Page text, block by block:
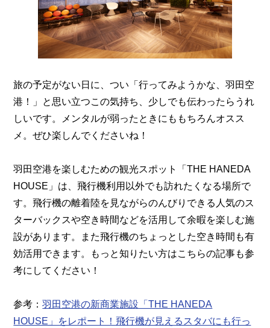
旅の予定がない日に、つい「行ってみようかな、羽田空
港！」と思い立つこの気持ち、少しでも伝わったらうれ
しいです。メンタルが弱ったときにももちろんオスス
メ。ぜひ楽しんでくださいね！
羽田空港を楽しむための観光スポット「THE HANEDA
HOUSE」は、飛行機利用以外でも訪れたくなる場所で
す。飛行機の離着陸を見ながらのんびりできる人気のス
ターバックスや空き時間などを活用して余暇を楽しむ施
設があります。また飛行機のちょっとした空き時間も有
効活用できます。もっと知りたい方はこちらの記事も参
考にしてください！
参考：羽田空港の新商業施設「THE HANEDA
HOUSE」をレポート！飛行機が見えるスタバにも行っ